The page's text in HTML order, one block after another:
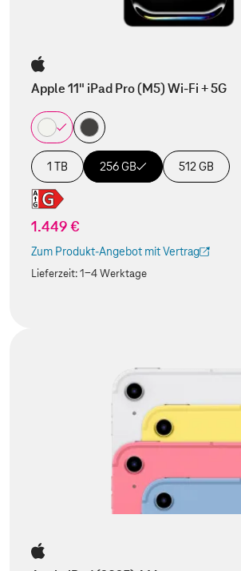
Apple 11" iPad Pro (M5) Wi-Fi + 5G
1 TB 256 GB 512 GB
1.449 €
Zum Produkt-Angebot mit Vertrag
(Der Link wird in einem neuen Tab geöffnet)
Lieferzeit:1-4 Werktage